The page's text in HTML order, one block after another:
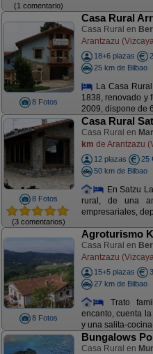
(1 comentario)
8 Fotos
Casa Rural
Casa Rural en
Arantzazu
18+6 plazas
25 km de Bilbao
La Casa
1838, renovado y
2009, dispone de
8 Fotos
(3 comentarios)
Casa Rural
Casa Rural en
km de Arantzazu
12 plazas
25
50 km de Bilbao
En Satzu
rural, de una
empresariales,
8 Fotos
Agroturismo
Casa Rural en
Arantzazu
15+5 plazas
27 km de Bilbao
Trato
encanto, cuenta
y una salita-
Bungalows
Casa Rural en